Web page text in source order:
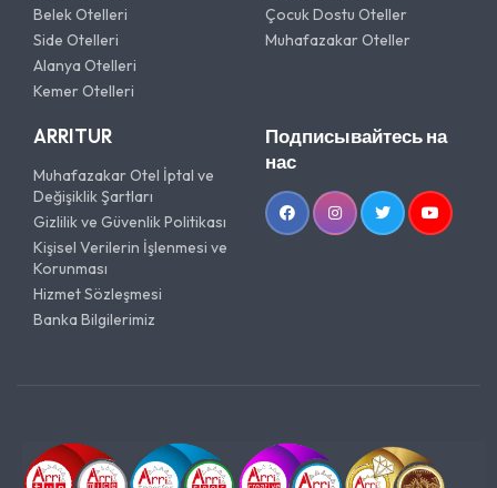
Belek Otelleri
Side Otelleri
Alanya Otelleri
Kemer Otelleri
Çocuk Dostu Oteller
Muhafazakar Oteller
ARRITUR
Muhafazakar Otel İptal ve
Değişiklik Şartları
Gizlilik ve Güvenlik Politikası
Kişisel Verilerin İşlenmesi ve
Korunması
Hizmet Sözleşmesi
Banka Bilgilerimiz
Подписывайтесь на
нас